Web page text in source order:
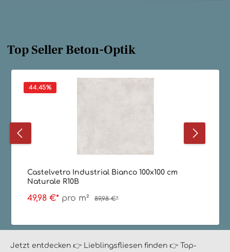
Top Seller Beton-Optik
44.45%
Castelvetro Industrial Bianco 100x100 cm
Naturale R10B
49,98 €* pro m² 89,98 €*
Jetzt entdecken 👉 Lieblingsfliesen finden 👉 Top-